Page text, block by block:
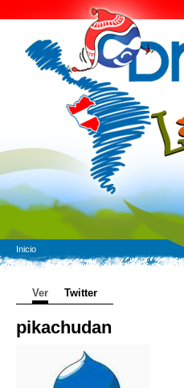
Inicio
Ver Twitter
pikachudan